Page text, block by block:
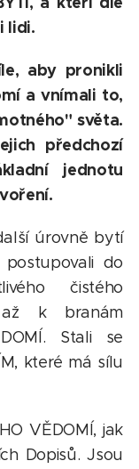
lidi.
aby pronikli
a vnímali to,
světa.
předchozí
jednotu
úrovně bytí
do
čistého
k branám
Stali se
které má sílu
VĚDOMÍ, jak
Dopisů. Jsou